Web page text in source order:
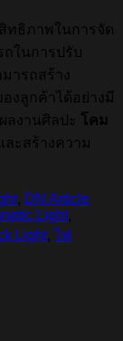
ทธิภาพในการจัด
ถในการปรับ
ารถสร้าง
งลูกค้าได้อย่างมี
ลงานศิลปะ โคม
ละสร้างความ
, DN Article
Light,
Light,ไฟ